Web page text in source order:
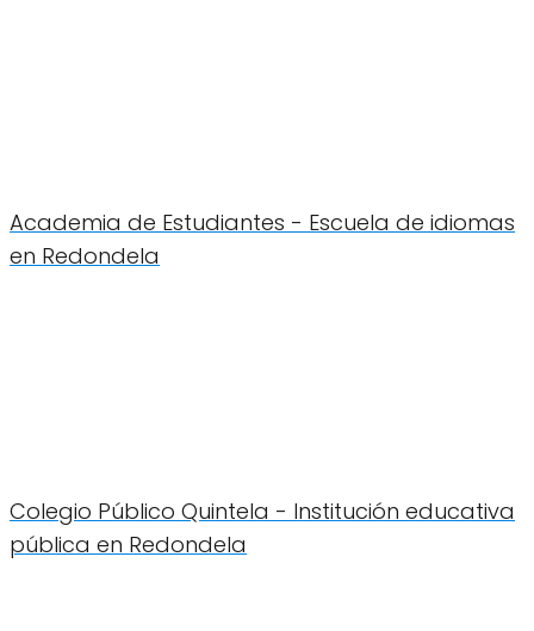
Academia de Estudiantes - Escuela de idiomas
en Redondela
Colegio Público Quintela - Institución educativa
pública en Redondela